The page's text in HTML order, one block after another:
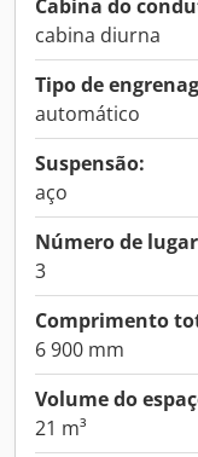
Cabina do
cabina diurna
Tipo de
automático
Suspensão:
aço
Número de
3
Comprimento
6 900 mm
Volume do
21 m³